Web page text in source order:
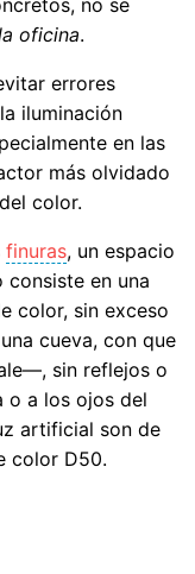
oficina.
errores
iluminación
en las
más olvidado
color.
finuras, un espacio
en una
color, sin exceso
cueva, con que
sin reflejos o
o a los ojos del
artificial son de
color D50.